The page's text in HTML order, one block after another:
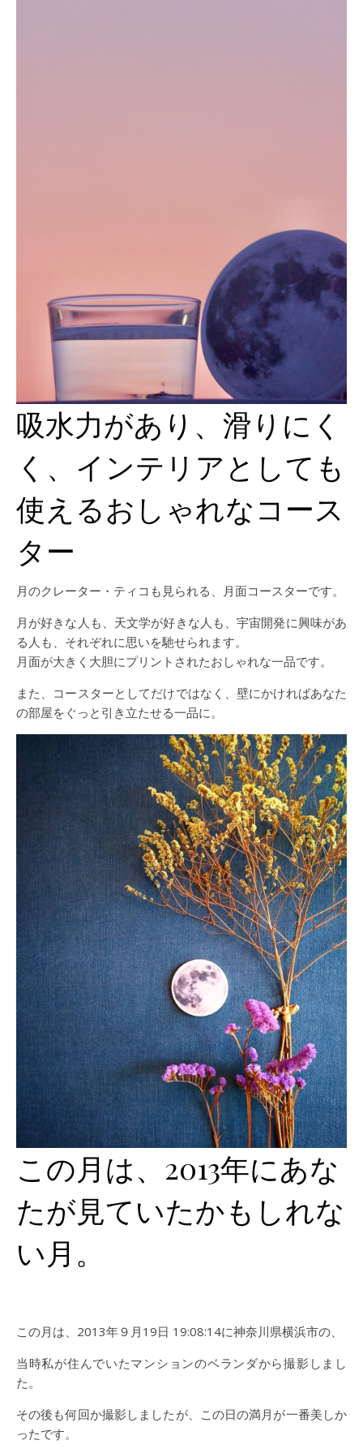
吸水力があり、滑りにく
く、インテリアとしても
使えるおしゃれなコース
ター
月のクレーター・ティコも見られる、月面コースターです。
月が好きな人も、天文学が好きな人も、宇宙開発に興味があ
る人も、それぞれに思いを馳せられます。
月面が大きく大胆にプリントされたおしゃれな一品です。
また、コースターとしてだけではなく、壁にかければあなた
の部屋をぐっと引き立たせる一品に。
この月は、2013年にあな
たが見ていたかもしれな
い月。
この月は、2013年９月19日 19:08:14に神奈川県横浜市の、
当時私が住んでいたマンションのベランダから撮影しまし
た。
その後も何回か撮影しましたが、この日の満月が一番美しか
ったです。